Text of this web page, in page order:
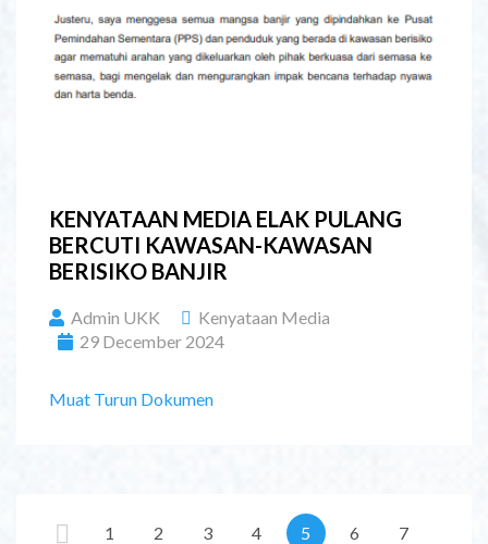
KENYATAAN MEDIA ELAK PULANG
BERCUTI KAWASAN-KAWASAN
BERISIKO BANJIR
Admin UKK
Kenyataan Media
29 December 2024
Muat Turun Dokumen
1 2 3 4 5 6
7